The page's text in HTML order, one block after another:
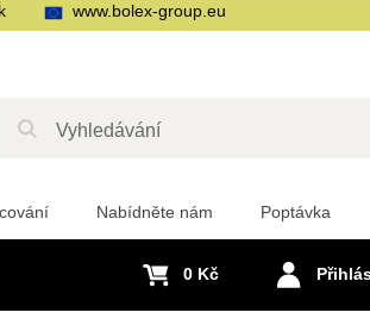
Nabídněte nám Poptávka
0 Kč
www.bolex-group.eu